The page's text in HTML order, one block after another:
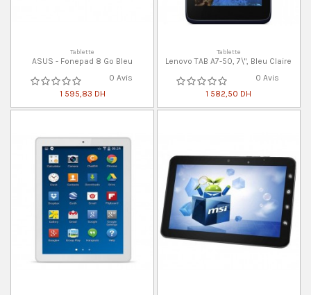
Tablette
ASUS - Fonepad 8 Go Bleu
0 Avis
1 595,83 DH
Tablette
Lenovo TAB A7-50, 7\", Bleu Claire
0 Avis
1 582,50 DH